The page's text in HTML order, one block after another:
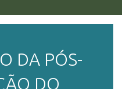
DA PÓS-
DO